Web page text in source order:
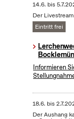
14.6. bis
Der
Eintritt frei
Informieren
18.6. bis
Der Aushang